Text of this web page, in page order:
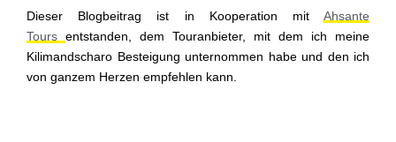
Dieser Blogbeitrag ist in Kooperation mit Ahsante
Tours entstanden, dem Touranbieter, mit dem ich meine
Kilimandscharo Besteigung unternommen habe und den ich
von ganzem Herzen empfehlen kann.